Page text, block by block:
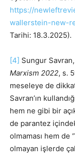
https://
wallerstein-new-
Tarihi: 18.3.2025).
[4] Sungur
Marxism 2022, s.
meseleye de
Savran’ın
hem ne gibi bir
de parantez
olmaması hem de
olmayan işlerde